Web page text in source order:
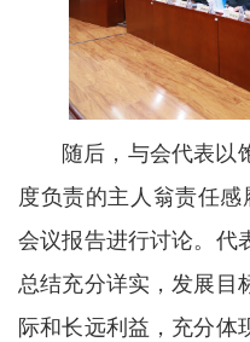
随后，与会代表以
度负责的主人翁责任
会议报告进行讨论。代
总结充分详实，发展目
际和长远利益，充分体